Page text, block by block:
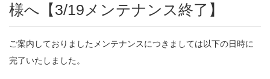
様へ【3/19メンテナンス終了】
ご案内しておりましたメンテナンスにつきましては以下の日時に
完了いたしました。